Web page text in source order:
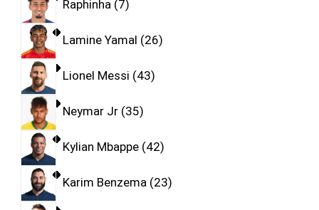
Raphinha 7
Lamine Yamal 26
Lionel Messi 43
Neymar Jr 35
Kylian Mbappe 42
Karim Benzema 23